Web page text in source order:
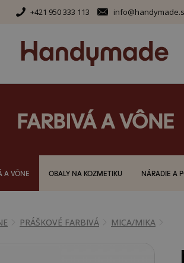
+421 950 333 113
FARBIVÁ A VÔNE
A VÔNE OBALY NA KOZMETIKU NÁRADIE A
PRÁŠKOVÉ FARBIVÁ MICA/MIKA